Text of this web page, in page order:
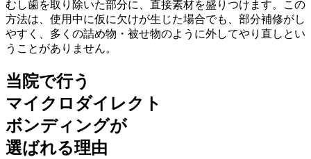
むし歯を取り除いた部分に、直接素材を盛りつけます。この
方法は、使用中に仮に欠けが生じた場合でも、部分補修がし
やすく、多くの詰め物・被せ物のように外してやり直しとい
うことがありません。
当院で行う
マイクロダイレクト
ボンディングが
選ばれる理由